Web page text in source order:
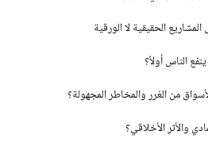
الحقيقية لا الورقية
الناس أولاً؟
من الغرر والمخاطر المجهولة؟
والأثر الأخلاقي؟